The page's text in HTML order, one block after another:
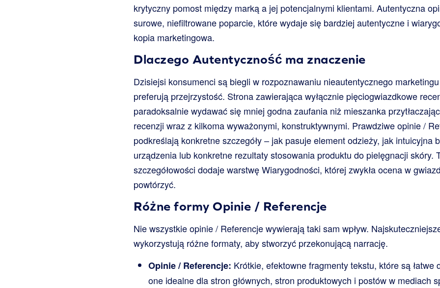
krytyczny pomost między marką a jej potencjalnymi klientami. Autentyczna
surowe, niefiltrowane poparcie, które wydaje się bardziej autentyczne i
kopia marketingowa.
Dlaczego Autentyczność ma znaczenie
Dzisiejsi konsumenci są biegli w rozpoznawaniu nieautentycznego
preferują przejrzystość. Strona zawierająca wyłącznie pięciogwiazdkowe
paradoksalnie wydawać się mniej godna zaufania niż mieszanka
recenzji wraz z kilkoma wyważonymi, konstruktywnymi. Prawdziwe opinie /
podkreślają konkretne szczegóły – jak pasuje element odzieży, jak intuicyjna
urządzenia lub konkretne rezultaty stosowania produktu do pielęgnacji skóry.
szczegółowości dodaje warstwę Wiarygodności, której zwykła ocena w
powtórzyć.
Różne formy Opinie / Referencje
Nie wszystkie opinie / Referencje wywierają taki sam wpływ.
wykorzystują różne formaty, aby stworzyć przekonującą narrację.
Opinie / Referencje: Krótkie, efektowne fragmenty tekstu, które są łatwe
one idealne dla stron głównych, stron produktowych i postów w mediach